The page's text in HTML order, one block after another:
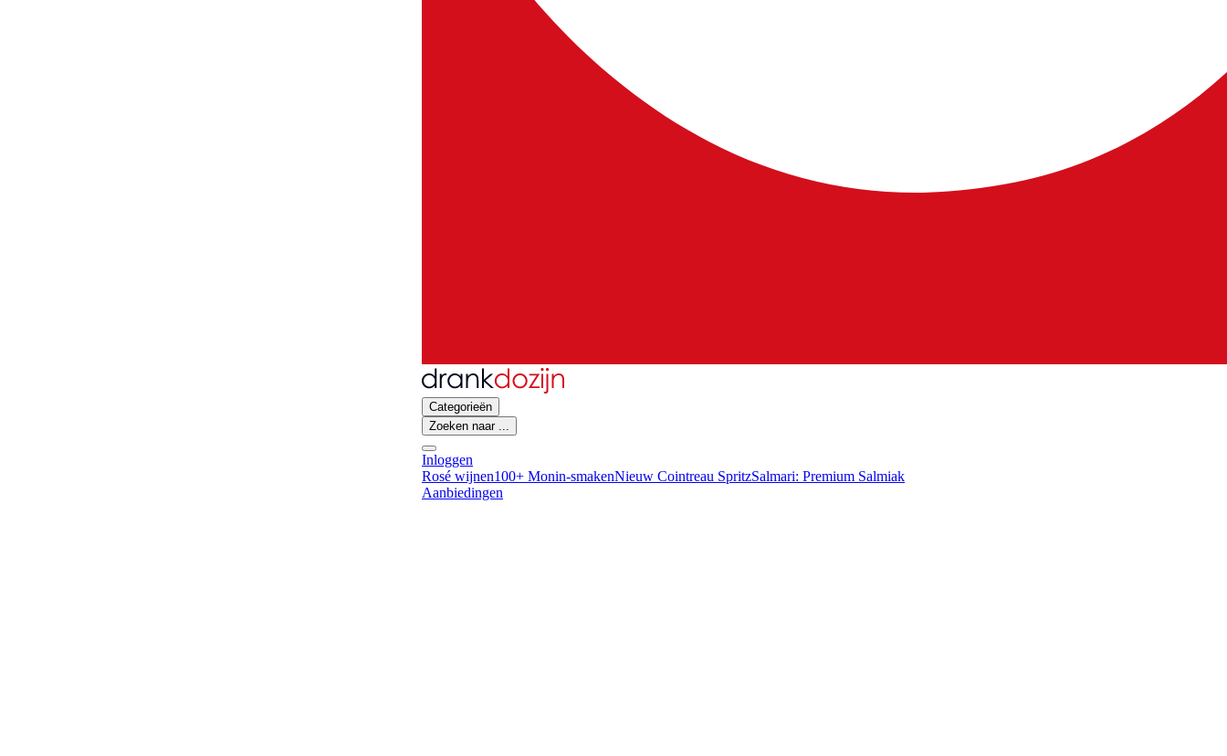
Categorieën
Zoeken naar ...
Inloggen
Rosé wijnen100+ Monin-smakenNieuw Cointreau SpritzSalmari: Premium Salmiak
Aanbiedingen